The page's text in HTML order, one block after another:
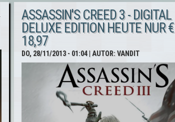
ASSASSIN'S CREED 3 - DIGITAL
DELUXE EDITION HEUTE NUR €
18,97
DO, 28/11/2013 - 01:04| AUTOR:VANDIT